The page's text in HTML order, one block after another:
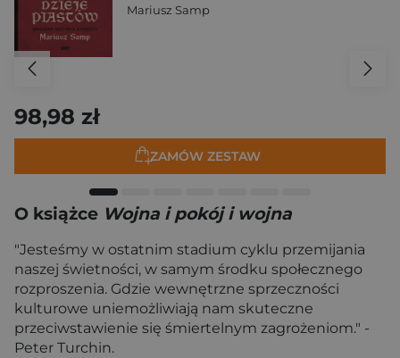
Mariusz Samp
98,98 zł
ZAMÓW ZESTAW
O książce Wojna i pokój i wojna
"Jesteśmy w ostatnim stadium cyklu przemijania
naszej świetności, w samym środku społecznego
rozproszenia. Gdzie wewnętrzne sprzeczności
kulturowe uniemożliwiają nam skuteczne
przeciwstawienie się śmiertelnym zagrożeniom." -
Peter Turchin.